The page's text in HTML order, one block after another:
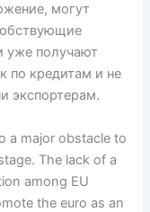
могут
уже получают
по кредитам и не
экспортерам.
a major obstacle to
The lack of a
among EU
the euro as an